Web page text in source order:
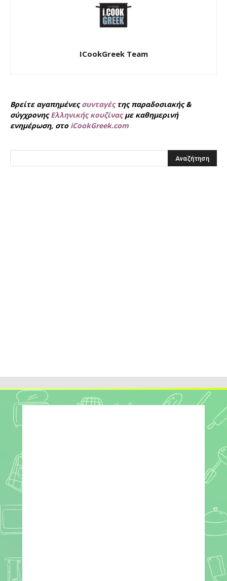
ICookGreek Team
Βρείτε αγαπημένεςσυνταγέςτης παραδοσιακής &
σύγχρονηςΕλληνικής κουζίναςμε καθημερινή
ενημέρωση, στο iCookGreek.com